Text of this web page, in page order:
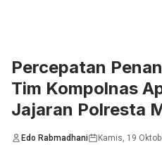
Percepatan
Tim Kompolnas
Jajaran Polresta
Edo Rabmadhani Kamis, 19